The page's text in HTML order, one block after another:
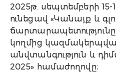
2025թ. սեպտեմբերի
ունեցավ «Կանայք և
կողմից
անվտանգություն և
2025» համաժողովը։